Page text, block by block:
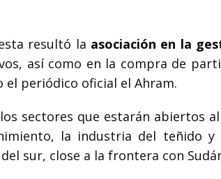
resultó la asociación en la
así como en la compra de
periódico oficial el Ahram.
sectores que estarán abiertos
la industria del teñido y
sur, close a la frontera con